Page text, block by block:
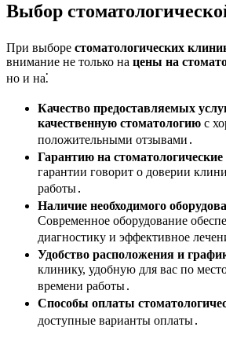
Выбор
При выборе стоматологических
внимание не только на цены на
но и на⁚
Качество предоставляемых
качественную стоматологию с
положительными отзывами․
Гарантию на стоматологические
гарантии говорит о доверии
работы․
Наличие необходимого
Современное оборудование
диагностику и эффективное
Удобство расположения и
клинику, удобную для вас по
времени работы․
Способы оплаты
доступные варианты оплаты․